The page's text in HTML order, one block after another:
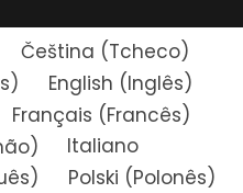
Čeština (Tcheco)
) English (Inglês)
Français (Francês)
)
Italiano
) Polski (Polonês)